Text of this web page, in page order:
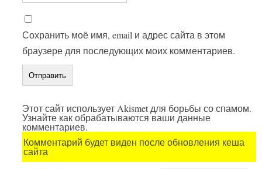
Сохранить моё имя, email и адрес сайта в этом
браузере для последующих моих комментариев.
Этот сайт использует Akismet для борьбы со спамом.
Узнайте как обрабатываются ваши данные
комментариев.
Комментарий будет виден после обновления кеша
сайта